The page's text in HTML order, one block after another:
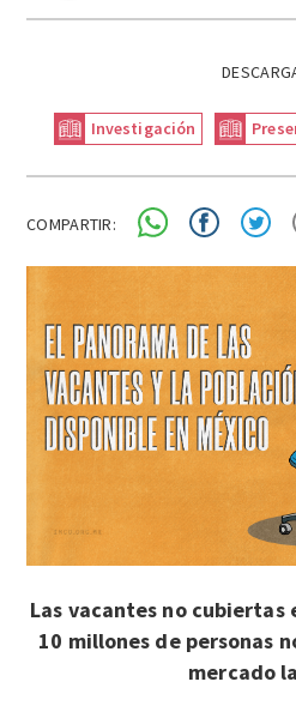
Investigación
COMPARTIR:
Las vacantes no cubiertas
10 millones de personas
mercado